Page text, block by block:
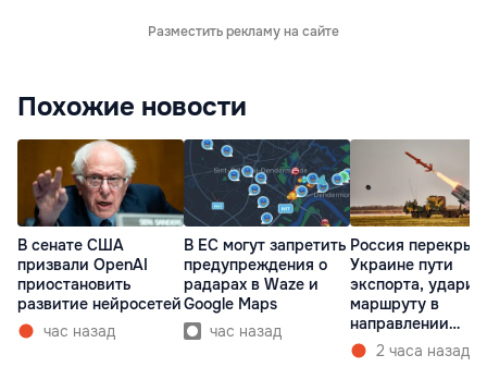
Разместить рекламу на сайте
Похожие новости
В сенате США
призвали OpenAI
приостановить
развитие нейросетей
час назад
В ЕС могут запретить
предупреждения о
радарах в Waze и
Google Maps
час назад
Россия
Украине пути
экспорта, ударив
маршруту в
направлении
Молдовы
2 часа назад